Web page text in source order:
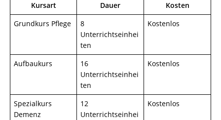
Kursart Dauer
Kosten
Grundkurs Pflege
8
Unterrichtseinhei
ten
Kostenlos
Aufbaukurs
16
Unterrichtseinhei
ten
Kostenlos
Spezialkurs
Demenz
12
Unterrichtseinhei
Kostenlos